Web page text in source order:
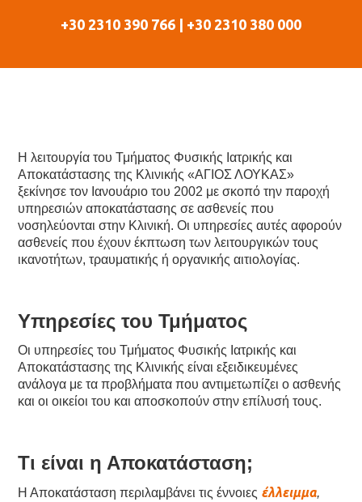
+30 2310 390 766 | +30 2310 380 000
Η λειτουργία του Τμήματος Φυσικής Ιατρικής και
Αποκατάστασης της Κλινικής «ΑΓΙΟΣ ΛΟΥΚΑΣ»
ξεκίνησε τον Ιανουάριο του 2002 με σκοπό την παροχή
υπηρεσιών αποκατάστασης σε ασθενείς που
νοσηλεύονται στην Κλινική. Οι υπηρεσίες αυτές αφορούν
ασθενείς που έχουν έκπτωση των λειτουργικών τους
ικανοτήτων, τραυματικής ή οργανικής αιτιολογίας.
Υπηρεσίες του Τμήματος
Οι υπηρεσίες του Τμήματος Φυσικής Ιατρικής και
Αποκατάστασης της Κλινικής είναι εξειδικευμένες
ανάλογα με τα προβλήματα που αντιμετωπίζει ο ασθενής
και οι οικείοι του και αποσκοπούν στην επίλυσή τους.
Τι είναι η Αποκατάσταση;
Η Αποκατάσταση περιλαμβάνει τις έννοιες έλλειμμα,